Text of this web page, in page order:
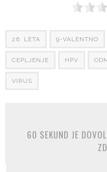
26. LETA 9-VALENTNO
CEPLJENJE HPV
VIRUS
60 SEKUND JE